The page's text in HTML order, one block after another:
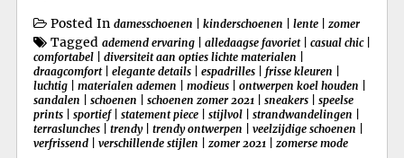
Posted In damesschoenen kinderschoenen lente zomer
Tagged ademend ervaring alledaagse favoriet| casual chic|
comfortabel
diversiteit aan opties lichte materialen
draagcomfort| elegante details espadrilles frisse kleuren
luchtig
materialen ademen modieus ontwerpen koel houden
sandalen
schoenen schoenen zomer 2021 sneakers
speelse
prints
sportief| statement piece stijlvol strandwandelingen
terraslunches
trendy| trendy ontwerpen veelzijdige schoenen
verfrissend
verschillende stijlen zomer 2021 zomerse mode